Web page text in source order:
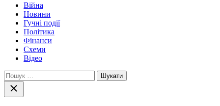
Війна
Новини
Гучні події
Політика
Фінанси
Схеми
Відео
Пошук:
Закрити
пошук